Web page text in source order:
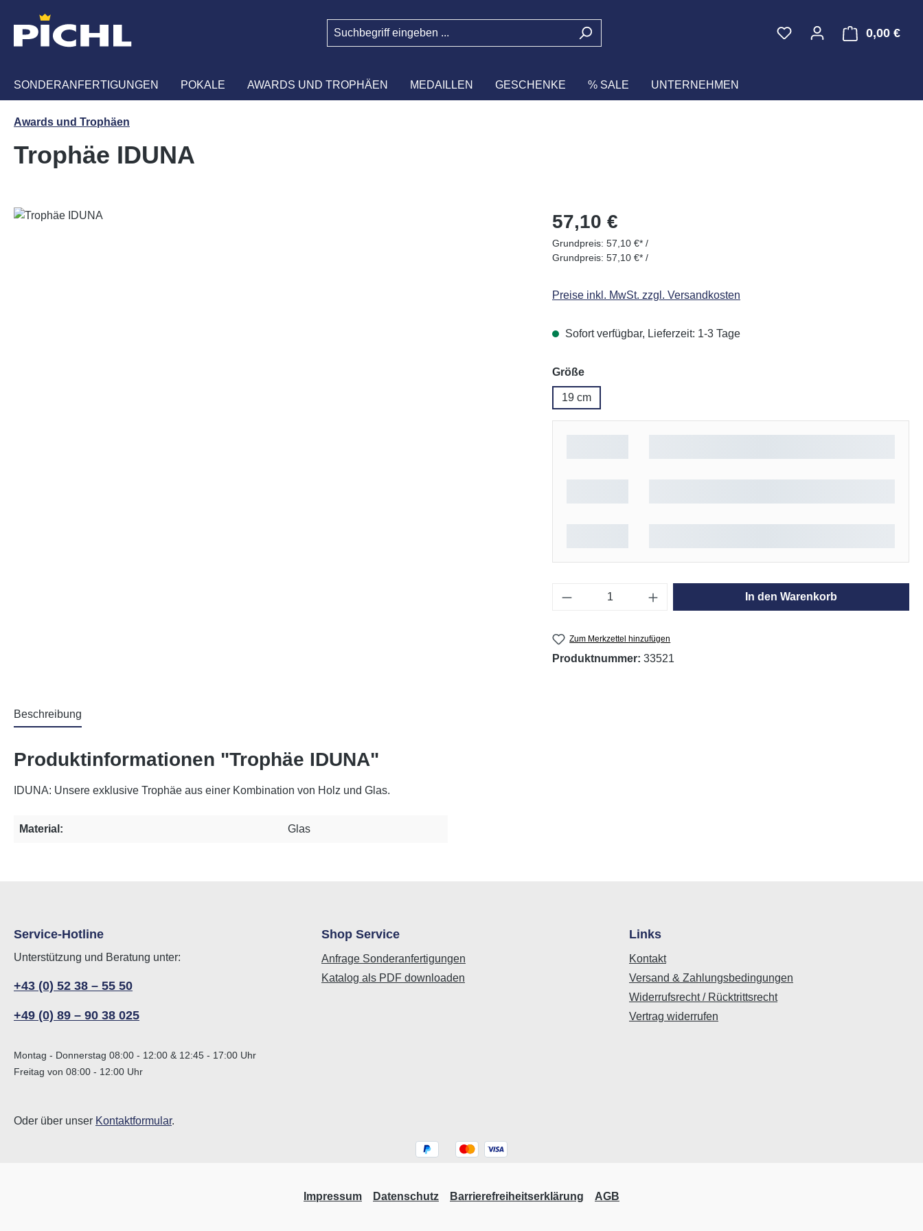
Hauptinhalt springen
Zur Suche springen
Zur Hauptnavigation springen
0,00 €
SONDERANFERTIGUNGEN POKALE AWARDS UND TROPHÄEN MEDAILLEN GESCHENKE % SALE UNTERNEHMEN
Awards und Trophäen
Trophäe IDUNA
Bildergalerie überspringen Regulärer Preis:
57,10 €
Grundpreis: 57,10 €* /
Grundpreis: 57,10 €* /
Preise inkl. MwSt. zzgl. Versandkosten
Sofort verfügbar, Lieferzeit: 1-3 Tage
Größeauswählen
19 cm
Produkt Anzahl: Gib den gewünschten Wert ein
In den Warenkorb
Zum Merkzettel hinzufügen
Produktnummer: 33521
Beschreibung
Produktinformationen "Trophäe IDUNA"
IDUNA: Unsere exklusive Trophäe aus einer Kombination von Holz und Glas.
Material: Glas
Service-Hotline
Unterstützung und Beratung unter:
+43 (0) 52 38 – 55 50
+49 (0) 89 – 90 38 025
Montag - Donnerstag 08:00 - 12:00 & 12:45 - 17:00 Uhr
Freitag von 08:00 - 12:00 Uhr
Oder über unser Kontaktformular.
Shop Service
Anfrage Sonderanfertigungen
Katalog als PDF downloaden
Links
Kontakt
Versand & Zahlungsbedingungen
Widerrufsrecht / Rücktrittsrecht
Vertrag widerrufen
Impressum Datenschutz Barrierefreiheitserklärung AGB